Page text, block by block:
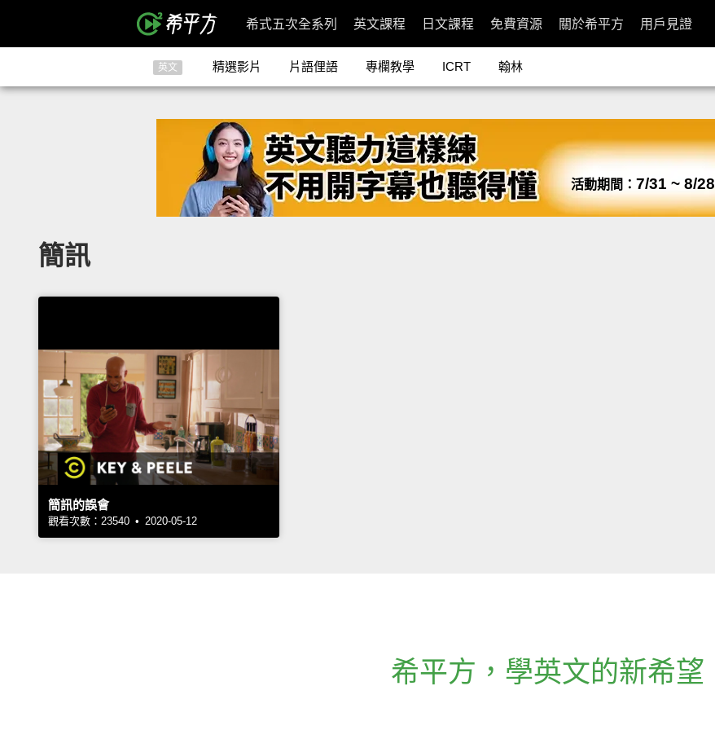
希式五次全系列 英文課程 日文課程 免費資源 關於希平方 用戶見證
英文 精選影片 片語俚語 專欄教學 ICRT 翰林
活動期間： 7/31 ~ 8/28
簡訊
簡訊的誤會
觀看次數：23540 • 2020-05-12
希平方 ， 學英文的新希望